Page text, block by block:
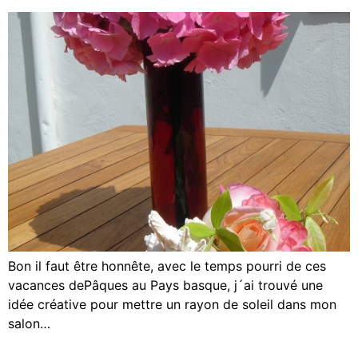
Bon il faut être honnête, avec le temps pourri de ces
vacances dePâques au Pays basque, j´ai trouvé une
idée créative pour mettre un rayon de soleil dans mon
salon…